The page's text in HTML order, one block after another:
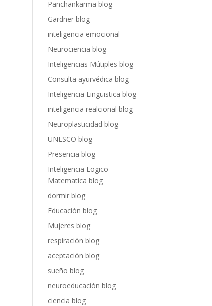
Panchankarma blog
Gardner blog
inteligencia emocional
Neurociencia blog
Inteligencias Mútiples blog
Consulta ayurvédica blog
Inteligencia Lingüistica blog
inteligencia realcional blog
Neuroplasticidad blog
UNESCO blog
Presencia blog
Inteligencia Logico
Matematica blog
dormir blog
Educación blog
Mujeres blog
respiración blog
aceptación blog
sueño blog
neuroeducación blog
ciencia blog